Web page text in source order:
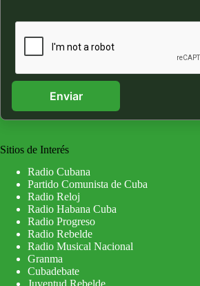
Enviar
Sitios de Interés
Radio Cubana
Partido Comunista de Cuba
Radio Reloj
Radio Habana Cuba
Radio Progreso
Radio Rebelde
Radio Musical Nacional
Granma
Cubadebate